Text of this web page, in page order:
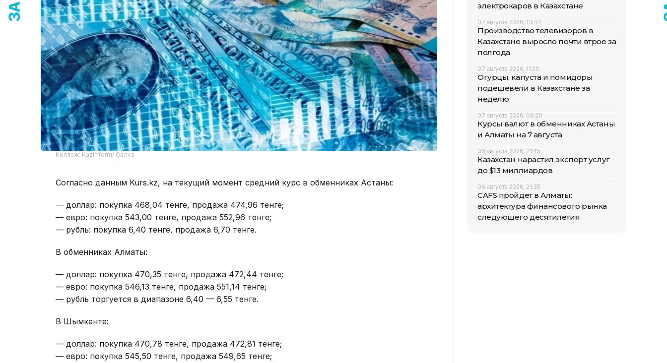
Коллаж: Kazinform/ Canva
Согласно данным Kurs.kz, на текущий момент средний курс в обменниках Астаны:
— доллар: покупка 468,04 тенге, продажа 474,96 тенге;
— евро: покупка 543,00 тенге, продажа 552,96 тенге;
— рубль: покупка 6,40 тенге, продажа 6,70 тенге.
В обменниках Алматы:
— доллар: покупка 470,35 тенге, продажа 472,44 тенге;
— евро: покупка 546,13 тенге, продажа 551,14 тенге;
— рубль торгуется в диапазоне 6,40 — 6,55 тенге.
В Шымкенте:
— доллар: покупка 470,78 тенге, продажа 472,81 тенге;
— евро: покупка 545,50 тенге, продажа 549,65 тенге;
электрокаров в Казахстане
07 августа 2026, 13:44
Производство телевизоров в
Казахстане выросло почти втрое за
полгода
07 августа 2026, 11:20
Огурцы, капуста и помидоры
подешевели в Казахстане за
неделю
07 августа 2026, 08:20
Курсы валют в обменниках Астаны
и Алматы на 7 августа
06 августа 2026, 21:45
Казахстан нарастил экспорт услуг
до $13 миллиардов
06 августа 2026, 21:35
CAFS пройдет в Алматы:
архитектура финансового рынка
следующего десятилетия